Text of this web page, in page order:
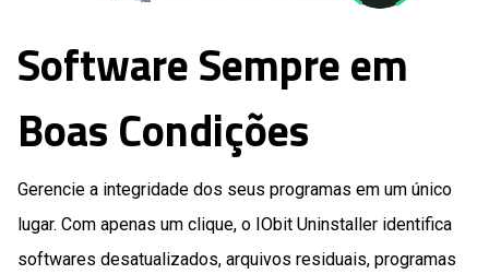
Software Sempre em
Boas Condições
Gerencie a integridade dos seus programas em um único
lugar. Com apenas um clique, o IObit Uninstaller identifica
softwares desatualizados, arquivos residuais, programas